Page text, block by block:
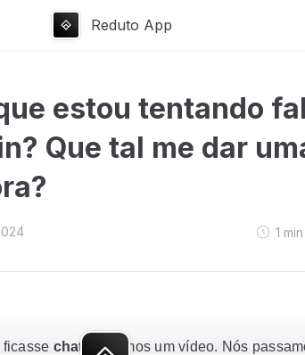
Reduto App
estou tentando
Que tal me dar
1 min
ficasse chato,
fizemos um vídeo. Nós